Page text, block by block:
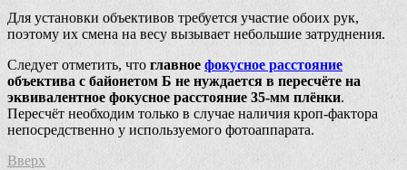
Для установки объективов требуется участие обоих рук,
поэтому их смена на весу вызывает небольшие затруднения.
Следует отметить, что главное фокусное расстояние
объектива с байонетом Б не нуждается в пересчёте на
эквивалентное фокусное расстояние 35-мм плёнки.
Пересчёт необходим только в случае наличия кроп-фактора
непосредственно у используемого фотоаппарата.
Вверх